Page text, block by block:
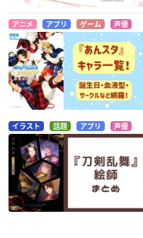
アニメ アプリ ゲーム 声優
イラスト 話題 アプリ 声優